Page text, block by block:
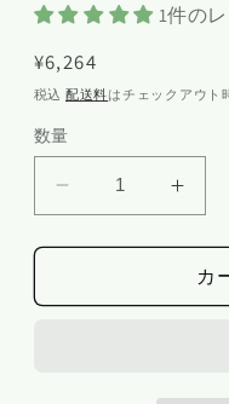
1件の
通
常
格
¥6,264
税込 配送料はチェックアウト
数量
魚
製
カ